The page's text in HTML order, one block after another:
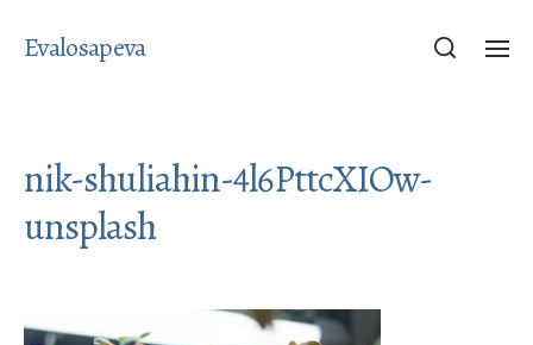
Evalosapeva
nik-shuliahin-4l6PttcXIOw-
unsplash